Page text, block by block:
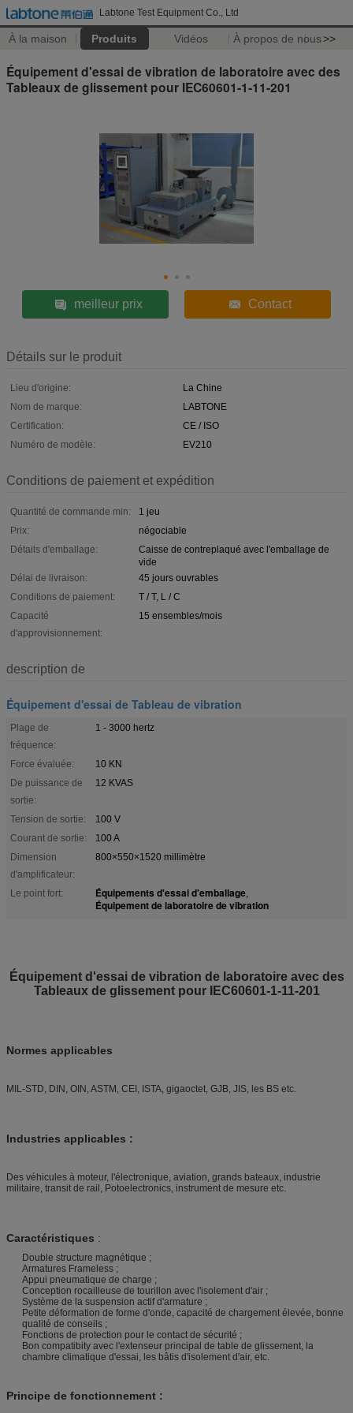
Labtone Test Equipment Co., Ltd
À la maison Produits Vidéos À propos de nous>>
Équipement d'essai de vibration de laboratoire avec des
Tableaux de glissement pour IEC60601-1-11-201
meilleur prix Contact
Détails sur le produit
Lieu d'origine:
La Chine
Nom de marque:
LABTONE
Certification:
CE / ISO
Numéro de modèle:
EV210
Conditions de paiement et expédition
Quantité de commande min:
1 jeu
Prix:
négociable
Détails d'emballage:
Caisse de contreplaqué avec l'emballage de
vide
Délai de livraison:
45 jours ouvrables
Conditions de paiement:
T / T, L / C
Capacité
d'approvisionnement:
15 ensembles/mois
description de
Équipement d'essai de Tableau de vibration
Plage de
fréquence:
1 - 3000 hertz
Force évaluée:
10 KN
De puissance de
sortie:
12 KVAS
Tension de sortie:
100 V
Courant de sortie:
100 A
Dimension
d'amplificateur:
800×550×1520 millimètre
Le point fort: Équipements d'essai d'emballage,
Équipement de laboratoire de vibration
Équipement d'essai de vibration de laboratoire avec des
Tableaux de glissement pour IEC60601-1-11-201
Normes applicables
MIL-STD, DIN, OIN, ASTM, CEI, ISTA, gigaoctet, GJB, JIS, les BS etc.
Industries applicables :
Des véhicules à moteur, l'électronique, aviation, grands bateaux, industrie
militaire, transit de rail, Potoelectronics, instrument de mesure etc.
Caractéristiques :
Double structure magnétique ;
Armatures Frameless ;
Appui pneumatique de charge ;
Conception rocailleuse de tourillon avec l'isolement d'air ;
Système de la suspension actif d'armature ;
Petite déformation de forme d'onde, capacité de chargement élevée, bonne
qualité de conseils ;
Fonctions de protection pour le contact de sécurité ;
Bon compatibity avec l'extenseur principal de table de glissement, la
chambre climatique d'essai, les bâtis d'isolement d'air, etc.
Principe de fonctionnement :